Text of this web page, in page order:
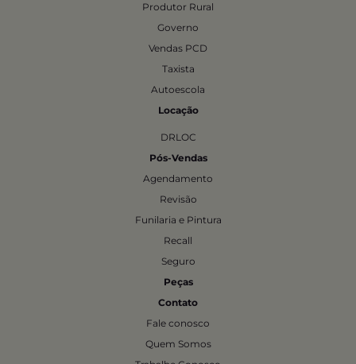
Produtor Rural
Governo
Vendas PCD
Taxista
Autoescola
Locação
DRLOC
Pós-Vendas
Agendamento
Revisão
Funilaria e Pintura
Recall
Seguro
Peças
Contato
Fale conosco
Quem Somos